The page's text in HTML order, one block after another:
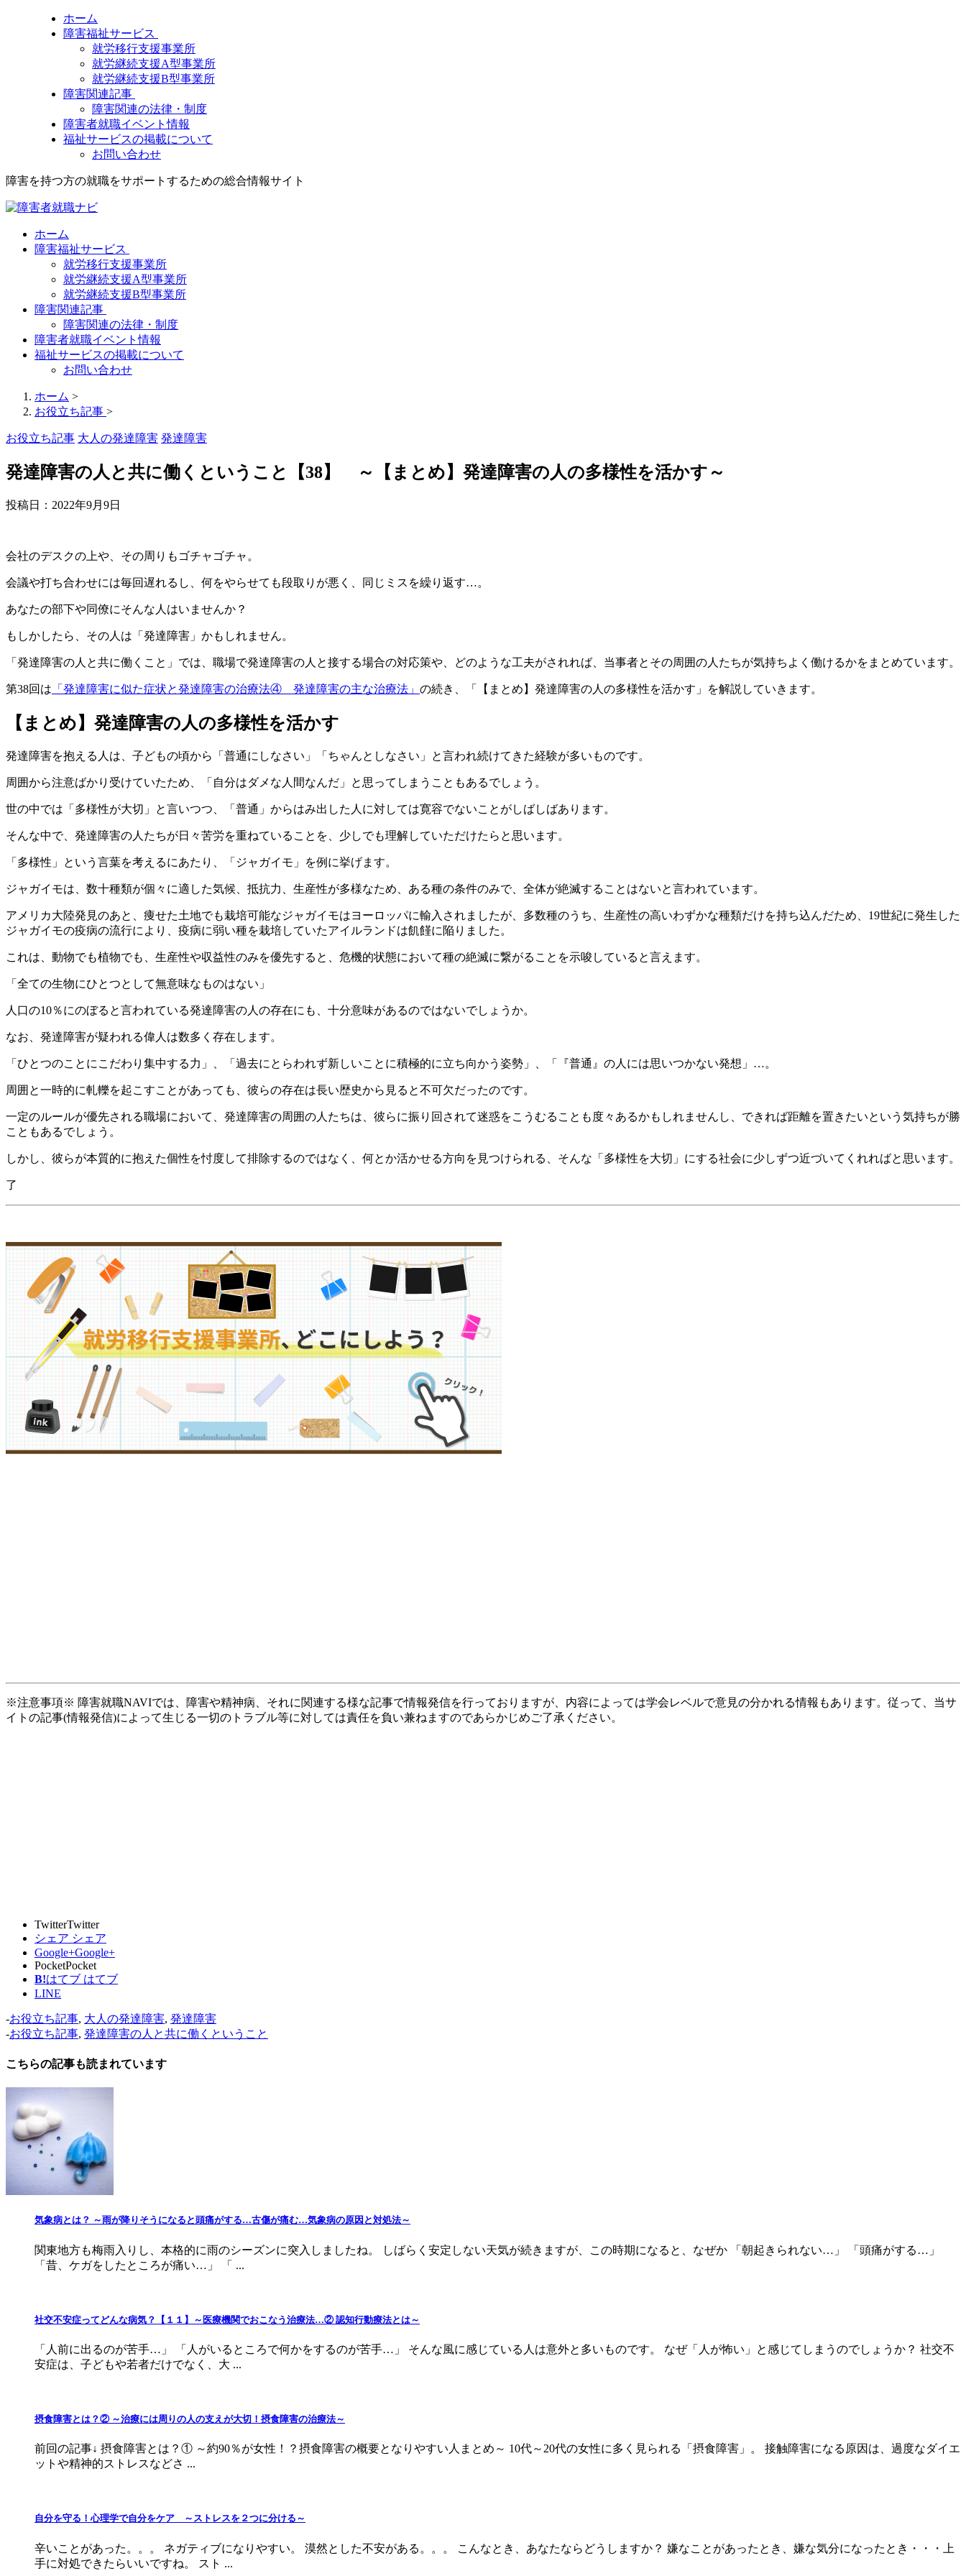
ホーム
障害福祉サービス
就労移行支援事業所
就労継続支援A型事業所
就労継続支援B型事業所
障害関連記事
障害関連の法律・制度
障害者就職イベント情報
福祉サービスの掲載について
お問い合わせ
障害を持つ方の就職をサポートするための総合情報サイト
ホーム
障害福祉サービス
就労移行支援事業所
就労継続支援A型事業所
就労継続支援B型事業所
障害関連記事
障害関連の法律・制度
障害者就職イベント情報
福祉サービスの掲載について
お問い合わせ
ホーム >
お役立ち記事 >
お役立ち記事 大人の発達障害 発達障害
発達障害の人と共に働くということ【38】 ～【まとめ】発達障害の人の多様性を活かす～
投稿日： 2022年9月9日
会社のデスクの上や、その周りもゴチャゴチャ。
会議や打ち合わせには毎回遅れるし、何をやらせても段取りが悪く、同じミスを繰り返す…。
あなたの部下や同僚にそんな人はいませんか？
もしかしたら、その人は 「発達障害」 かもしれません。
「発達障害の人と共に働くこと」 では、職場で発達障害の人と接する場合の対応策や、どのような工夫がされれば、当事者とその周囲の人たちが気持ちよく働けるかをまとめています。
第38回は 「発達障害に似た症状と発達障害の治療法④ 発達障害の主な治療法」 の続き、 「【まとめ】発達障害の人の多様性を活かす」 を解説していきます。
【まとめ】発達障害の人の多様性を活かす
発達障害を抱える人は、子どもの頃から「普通にしなさい」「ちゃんとしなさい」と言われ続けてきた経験が多いものです。
周囲から注意ばかり受けていたため、「自分はダメな人間なんだ」と思ってしまうこともあるでしょう。
世の中では「多様性が大切」と言いつつ、「普通」からはみ出した人に対しては寛容でないことがしばしばあります。
そんな中で、発達障害の人たちが日々苦労を重ねていることを、少しでも理解していただけたらと思います。
「多様性」という言葉を考えるにあたり、「ジャガイモ」を例に挙げます。
ジャガイモは、数十種類が個々に適した気候、抵抗力、生産性が多様なため、ある種の条件のみで、全体が絶滅することはないと言われています。
アメリカ大陸発見のあと、痩せた土地でも栽培可能なジャガイモはヨーロッパに輸入されましたが、多数種のうち、生産性の高いわずかな種類だけを持ち込んだため、19世紀に発生した
ジャガイモの疫病の流行により、疫病に弱い種を栽培していたアイルランドは飢饉に陥りました。
これは、動物でも植物でも、生産性や収益性のみを優先すると、危機的状態において種の絶滅に繋がることを示唆していると言えます。
「全ての生物にひとつとして無意味なものはない」
人口の10％にのぼると言われている発達障害の人の存在にも、十分意味があるのではないでしょうか。
なお、発達障害が疑われる偉人は数多く存在します。
「ひとつのことにこだわり集中する力」、「過去にとらわれず新しいことに積極的に立ち向かう姿勢」、「『普通』の人には思いつかない発想」…。
周囲と一時的に軋轢を起こすことがあっても、彼らの存在は長い歴史から見ると不可欠だったのです。
一定のルールが優先される職場において、発達障害の周囲の人たちは、彼らに振り回されて迷惑をこうむることも度々あるかもしれませんし、できれば距離を置きたいという気持ちが勝
こともあるでしょう。
しかし、彼らが本質的に抱えた個性を忖度して排除するのではなく、何とか活かせる方向を見つけられる、そんな「多様性を大切」にする社会に少しずつ近づいてくれればと思います。
了
※注意事項※ 障害就職NAVIでは、障害や精神病、それに関連する様な記事で情報発信を行っておりますが、内容によっては学会レベルで意見の分かれる情報もあります。従って、当サ
イトの記事(情報発信)によって生じる一切のトラブル等に対しては責任を負い兼ねますのであらかじめご了承ください。
TwitterTwitter
シェア シェア
Google+Google+
PocketPocket
B!はてブ はてブ
LINE
-お役立ち記事, 大人の発達障害, 発達障害
-お役立ち記事, 発達障害の人と共に働くということ
こちらの記事も読まれています
気象病とは？ ～雨が降りそうになると頭痛がする…古傷が痛む…気象病の原因と対処法～
関東地方も梅雨入りし、本格的に雨のシーズンに突入しましたね。 しばらく安定しない天気が続きますが、この時期になると、なぜか 「朝起きられない…」 「頭痛がする…」
「昔、ケガをしたところが痛い…」 「 ...
社交不安症ってどんな病気？【１１】～医療機関でおこなう治療法…② 認知行動療法とは～
「人前に出るのが苦手…」 「人がいるところで何かをするのが苦手…」 そんな風に感じている人は意外と多いものです。 なぜ「人が怖い」と感じてしまうのでしょうか？ 社交不
安症は、子どもや若者だけでなく、大 ...
摂食障害とは？② ～治療には周りの人の支えが大切！摂食障害の治療法～
前回の記事↓ 摂食障害とは？① ～約90％が女性！？摂食障害の概要となりやすい人まとめ～ 10代～20代の女性に多く見られる「摂食障害」。 接触障害になる原因は、過度なダイエ
ットや精神的ストレスなどさ ...
自分を守る！心理学で自分をケア ～ストレスを２つに分ける～
辛いことがあった。。。 ネガティブになりやすい。 漠然とした不安がある。。。 こんなとき、あなたならどうしますか？ 嫌なことがあったとき、嫌な気分になったとき・・・上
手に対処できたらいいですね。 スト ...